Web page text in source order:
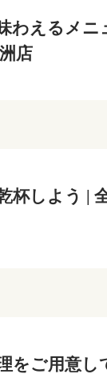
わえるメニ
店
杯しよう |
をご用意し